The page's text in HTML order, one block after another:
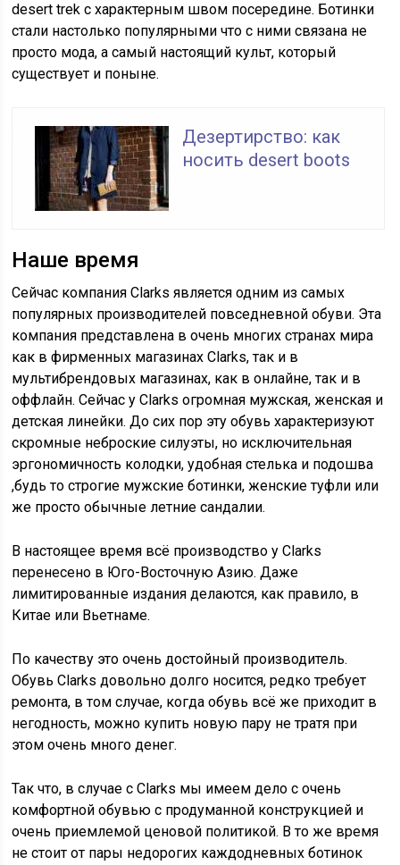
desert trek c характерным швом посередине. Ботинки
стали настолько популярными что с ними связана не
просто мода, а самый настоящий культ, который
существует и поныне.
Дезертирство: как
носить desert boots
Наше время
Сейчас компания Clarks является одним из самых
популярных производителей повседневной обуви. Эта
компания представлена в очень многих странах мира
как в фирменных магазинах Clarks, так и в
мультибрендовых магазинах, как в онлайне, так и в
оффлайн. Сейчас у Clarks огромная мужская, женская и
детская линейки. До сих пор эту обувь характеризуют
скромные неброские силуэты, но исключительная
эргономичность колодки, удобная стелька и подошва
,будь то строгие мужские ботинки, женские туфли или
же просто обычные летние сандалии.
В настоящее время всё производство у Clarks
перенесено в Юго-Восточную Азию. Даже
лимитированные издания делаются, как правило, в
Китае или Вьетнаме.
По качеству это очень достойный производитель.
Обувь Clarks довольно долго носится, редко требует
ремонта, в том случае, когда обувь всё же приходит в
негодность, можно купить новую пару не тратя при
этом очень много денег.
Так что, в случае с Clarks мы имеем дело с очень
комфортной обувью с продуманной конструкцией и
очень приемлемой ценовой политикой. В то же время
не стоит от пары недорогих каждодневных ботинок